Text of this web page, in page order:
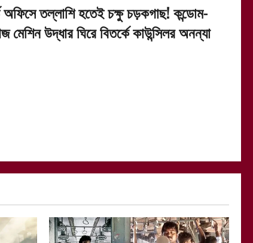
অফিসে তল্লাশি হতেই চক্ষু চড়কগাছ! কন্ডোম-
মেশিন উদ্ধার ঘিরে বিতর্কে কাউন্সিলর অনন্যা